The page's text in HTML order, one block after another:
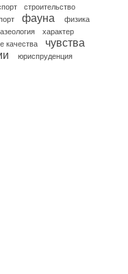
строительство
фауна
физика
характер
качества
чувства
юриспруденция